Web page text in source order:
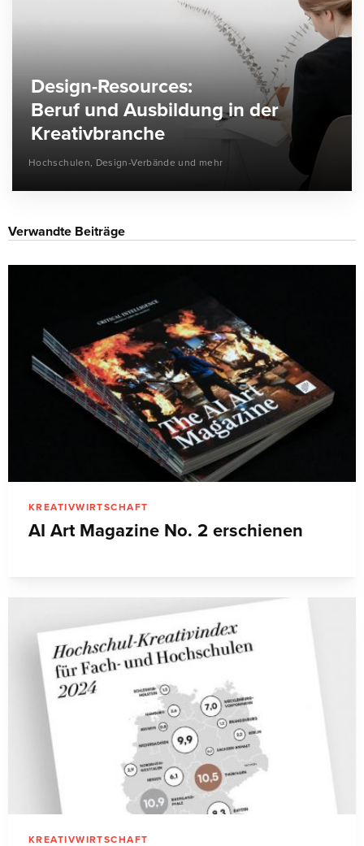
Design-Resources:
Beruf und Ausbildung in der
Kreativbranche
Hochschulen, Design-Verbände und mehr
Verwandte Beiträge
KREATIVWIRTSCHAFT
AI Art Magazine No. 2 erschienen
KREATIVWIRTSCHAFT